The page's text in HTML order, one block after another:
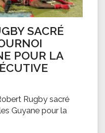
SACRÉ
POUR LA
Rugby sacré
Guyane pour la